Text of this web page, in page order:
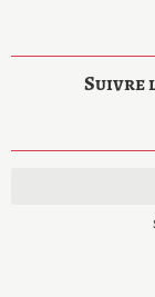
Suivre